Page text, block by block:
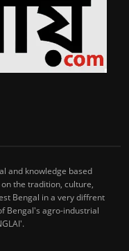
and knowledge based
the tradition, culture,
Bengal in a very diffrent
Bengal's agro-industrial